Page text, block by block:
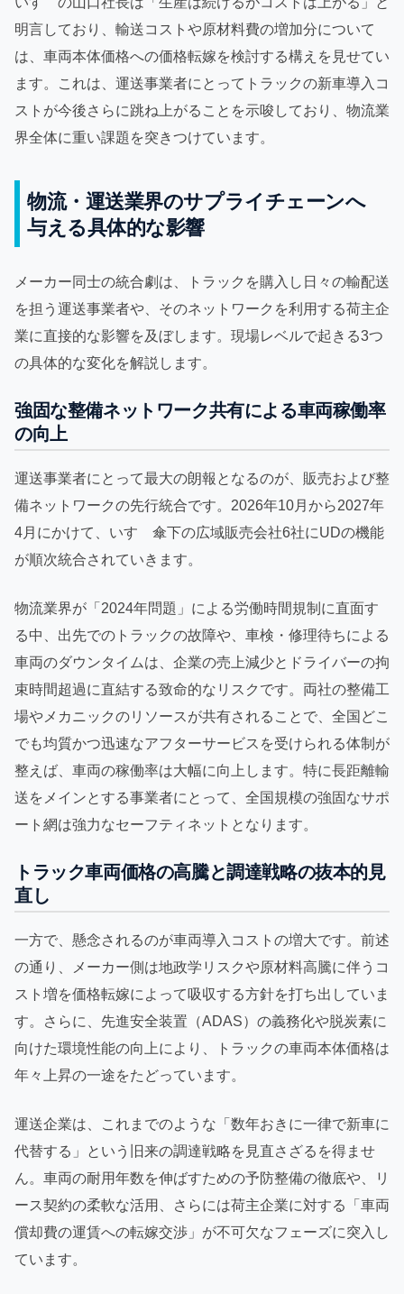
明言しており、輸送コストや原材料費の増加分について
は、車両本体価格への価格転嫁を検討する構えを見せてい
ます。これは、運送事業者にとってトラックの新車導入コ
ストが今後さらに跳ね上がることを示唆しており、物流業
界全体に重い課題を突きつけています。
物流・運送業界のサプライチェーンへ
与える具体的な影響
メーカー同士の統合劇は、トラックを購入し日々の輸配送
を担う運送事業者や、そのネットワークを利用する荷主企
業に直接的な影響を及ぼします。現場レベルで起きる3つ
の具体的な変化を解説します。
強固な整備ネットワーク共有による車両稼働率
の向上
運送事業者にとって最大の朗報となるのが、販売および整
備ネットワークの先行統合です。2026年10月から2027年
4月にかけて、いすゞ傘下の広域販売会社6社にUDの機能
が順次統合されていきます。
物流業界が「2024年問題」による労働時間規制に直面す
る中、出先でのトラックの故障や、車検・修理待ちによる
車両のダウンタイムは、企業の売上減少とドライバーの拘
束時間超過に直結する致命的なリスクです。両社の整備工
場やメカニックのリソースが共有されることで、全国どこ
でも均質かつ迅速なアフターサービスを受けられる体制が
整えば、車両の稼働率は大幅に向上します。特に長距離輸
送をメインとする事業者にとって、全国規模の強固なサポ
ート網は強力なセーフティネットとなります。
トラック車両価格の高騰と調達戦略の抜本的見
直し
一方で、懸念されるのが車両導入コストの増大です。前述
の通り、メーカー側は地政学リスクや原材料高騰に伴うコ
スト増を価格転嫁によって吸収する方針を打ち出していま
す。さらに、先進安全装置（ADAS）の義務化や脱炭素に
向けた環境性能の向上により、トラックの車両本体価格は
年々上昇の一途をたどっています。
運送企業は、これまでのような「数年おきに一律で新車に
代替する」という旧来の調達戦略を見直さざるを得ませ
ん。車両の耐用年数を伸ばすための予防整備の徹底や、リ
ース契約の柔軟な活用、さらには荷主企業に対する「車両
償却費の運賃への転嫁交渉」が不可欠なフェーズに突入し
ています。